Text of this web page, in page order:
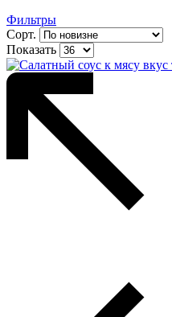
Фильтры
Сорт.
Показать